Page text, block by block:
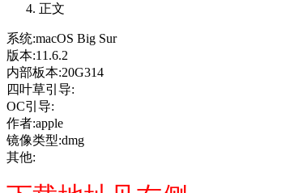
正文
系统:macOS Big Sur
版本:11.6.2
内部板本:20G314
四叶草引导:
OC引导:
作者:apple
镜像类型:dmg
其他: